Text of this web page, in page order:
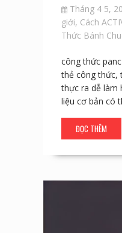
Tháng 4 5,
giới, Cách
Thức Bánh
công thức
thẻ công thức,
thực ra dễ làm
liệu cơ bản có
ĐỌC THÊM